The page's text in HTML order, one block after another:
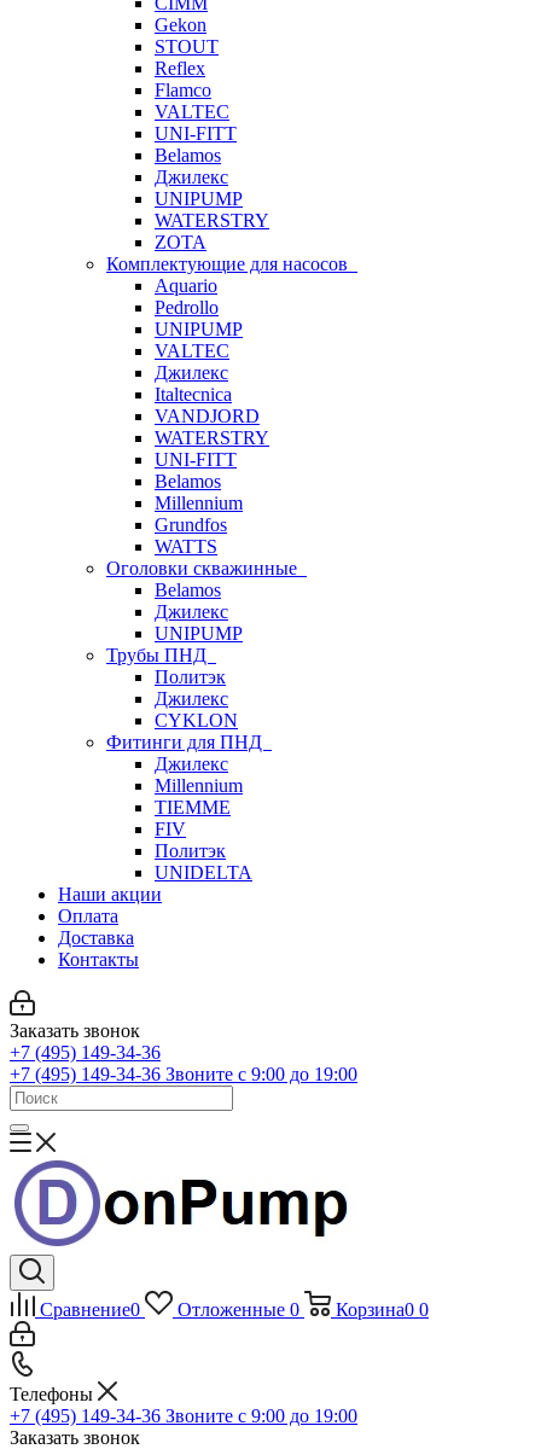
Gekon
STOUT
Reflex
Flamco
VALTEC
UNI-FITT
Belamos
Джилекс
UNIPUMP
WATERSTRY
ZOTA
Комплектующие для насосов
Aquario
Pedrollo
UNIPUMP
VALTEC
Джилекс
Italtecnica
VANDJORD
WATERSTRY
UNI-FITT
Belamos
Millennium
Grundfos
WATTS
Оголовки скважинные
Belamos
Джилекс
UNIPUMP
Трубы ПНД
Политэк
Джилекс
CYKLON
Фитинги для ПНД
Джилекс
Millennium
TIEMME
FIV
Политэк
UNIDELTA
Наши акции
Оплата
Доставка
Контакты
Заказать звонок
+7 (495) 149-34-36
+7 (495) 149-34-36 Звоните с 9:00 до 19:00
Сравнение0 Отложенные 0 Корзина0 0
Телефоны
+7 (495) 149-34-36 Звоните с 9:00 до 19:00
Заказать звонок